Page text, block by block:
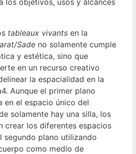
tableaux vivants en la
Sade no solamente cumple
y estética, sino que
en un recurso creativo
la espacialidad en la
Aunque el primer plano
en el espacio único del
solamente hay una silla, los
crear los diferentes espacios
segundo plano utilizando
como medio de